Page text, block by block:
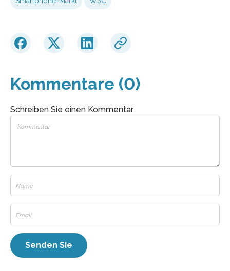
Kommentare (0)
Schreiben Sie einen Kommentar